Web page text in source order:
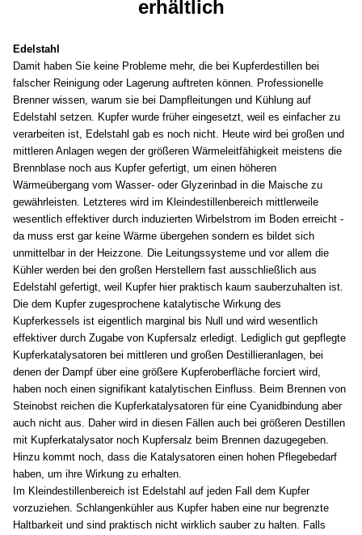
erhältlich
Edelstahl
Damit haben Sie keine Probleme mehr, die bei Kupferdestillen bei
falscher Reinigung oder Lagerung auftreten können. Professionelle
Brenner wissen, warum sie bei Dampfleitungen und Kühlung auf
Edelstahl setzen. Kupfer wurde früher eingesetzt, weil es einfacher zu
verarbeiten ist, Edelstahl gab es noch nicht. Heute wird bei großen und
mittleren Anlagen wegen der größeren Wärmeleitfähigkeit meistens die
Brennblase noch aus Kupfer gefertigt, um einen höheren
Wärmeübergang vom Wasser- oder Glyzerinbad in die Maische zu
gewährleisten. Letzteres wird im Kleindestillenbereich mittlerweile
wesentlich effektiver durch induzierten Wirbelstrom im Boden erreicht -
da muss erst gar keine Wärme übergehen sondern es bildet sich
unmittelbar in der Heizzone. Die Leitungssysteme und vor allem die
Kühler werden bei den großen Herstellern fast ausschließlich aus
Edelstahl gefertigt, weil Kupfer hier praktisch kaum sauberzuhalten ist.
Die dem Kupfer zugesprochene katalytische Wirkung des
Kupferkessels ist eigentlich marginal bis Null und wird wesentlich
effektiver durch Zugabe von Kupfersalz erledigt. Lediglich gut gepflegte
Kupferkatalysatoren bei mittleren und großen Destillieranlagen, bei
denen der Dampf über eine größere Kupferoberfläche forciert wird,
haben noch einen signifikant katalytischen Einfluss. Beim Brennen von
Steinobst reichen die Kupferkatalysatoren für eine Cyanidbindung aber
auch nicht aus. Daher wird in diesen Fällen auch bei größeren Destillen
mit Kupferkatalysator noch Kupfersalz beim Brennen dazugegeben.
Hinzu kommt noch, dass die Katalysatoren einen hohen Pflegebedarf
haben, um ihre Wirkung zu erhalten.
Im Kleindestillenbereich ist Edelstahl auf jeden Fall dem Kupfer
vorzuziehen. Schlangenkühler aus Kupfer haben eine nur begrenzte
Haltbarkeit und sind praktisch nicht wirklich sauber zu halten. Falls